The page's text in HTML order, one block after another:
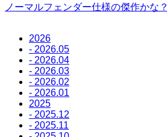
ノーマルフェンダー仕様の傑作かな？
2026
- 2026.05
- 2026.04
- 2026.03
- 2026.02
- 2026.01
2025
- 2025.12
- 2025.11